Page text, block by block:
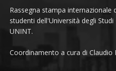
Rassegna stampa internazionale
studenti dell'Università degli
UNINT.
Coordinamento a cura di Claudio